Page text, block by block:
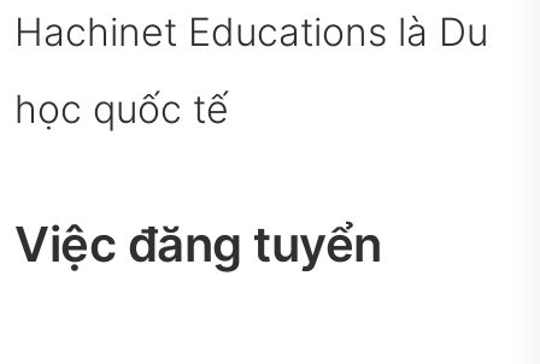
Hachinet Educations là Du
học quốc tế
Việc đăng tuyển